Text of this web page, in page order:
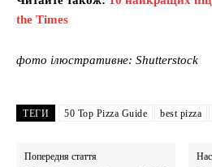
the Times
фото ілюстративне: Shutterstock
ТЕГИ 50 Top Pizza Guide best pizza
Попередня стаття